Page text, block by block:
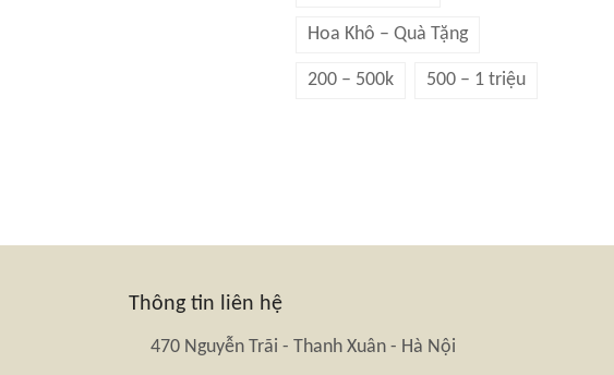
Hoa Khô – Quà Tặng
200 – 500k 500 – 1 triệu
Thông tin liên hệ
470 Nguyễn Trãi - Thanh Xuân - Hà Nội